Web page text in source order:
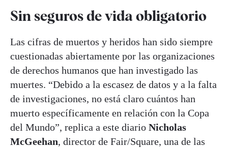
Sin seguros de vida obligatorio
Las cifras de muertos y heridos han sido siempre
cuestionadas abiertamente por las organizaciones
de derechos humanos que han investigado las
muertes. “Debido a la escasez de datos y a la falta
de investigaciones, no está claro cuántos han
muerto específicamente en relación con la Copa
del Mundo”, replica a este diario Nicholas
McGeehan, director de Fair/Square, una de las